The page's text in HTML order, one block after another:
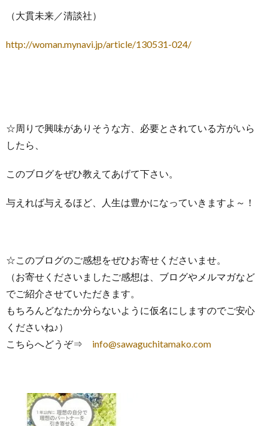
（大貫未来／清談社）
http://woman.mynavi.jp/article/130531-024/
☆周りで興味がありそうな方、必要とされている方がいら
したら、
このブログをぜひ教えてあげて下さい。
与えれば与えるほど、人生は豊かになっていきますよ～！
☆このブログのご感想をぜひお寄せくださいませ。
（お寄せくださいましたご感想は、ブログやメルマガなど
でご紹介させていただきます。
もちろんどなたか分らないように仮名にしますのでご安心
くださいね♪）
こちらへどうぞ⇒ info@sawaguchitamako.com